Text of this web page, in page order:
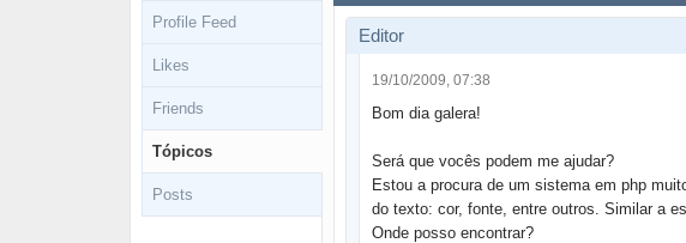
Profile Feed
Likes
Friends
Tópicos
Posts
Editor
19/10/2009, 07:38
Bom dia galera!
Será que vocês podem me ajudar?
Estou a procura de um sistema em php
do texto: cor, fonte, entre outros. Similar a
Onde posso encontrar?